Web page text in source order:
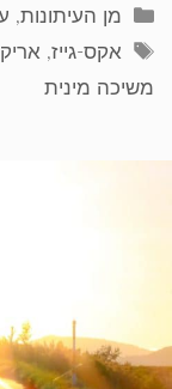
קטגוריות
מן העיתונות,
תגיות
אקס-גייז,
משיכה מינית